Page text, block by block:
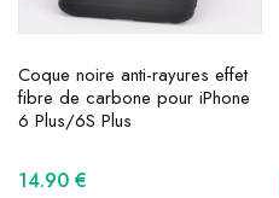
Coque noire anti-rayures effet
fibre de carbone pour iPhone
6 Plus/6S Plus
14.90 €